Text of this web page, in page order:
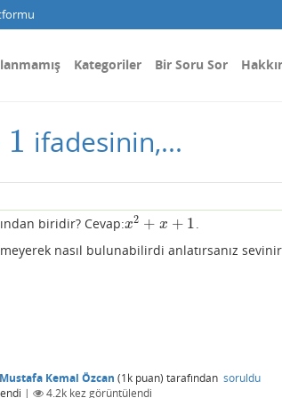
Kategoriler Bir Soru Sor
1 ifadesinin,...
biridir? Cevap:x2 + x + 1
x2+x+ 1
.
nasıl bulunabilirdi anlatırsanız
Mustafa Kemal Özcan (1k puan) tarafından soruldu
| 4.2k kez görüntülendi